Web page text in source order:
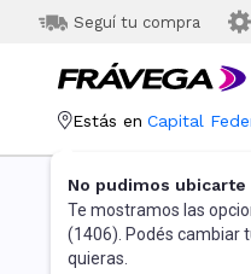
Seguí tu compra
Estás en Capital
No pudimos ubicarte
Te mostramos las
(1406). Podés cambiar
quieras.